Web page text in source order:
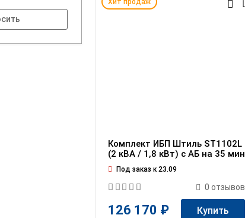
Хит продаж
Комплект ИБП Штиль ST1102L
(2 кВА / 1,8 кВт) c АБ на 35 мин
Под заказ к 23.09
0 отзывов
126 170 ₽ Купить